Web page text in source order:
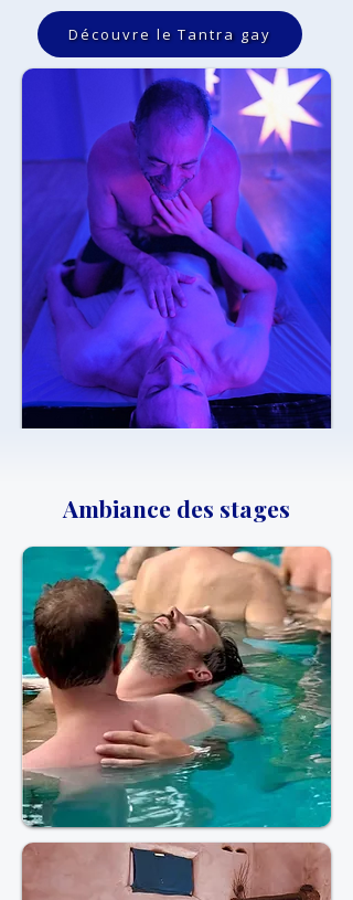
Découvre le Tantra gay
Ambiance des stages